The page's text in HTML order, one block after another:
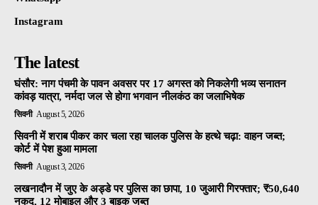
Instagram
The latest
घंसौर: नाग पंचमी के पावन अवसर पर 17 अगस्त को निकलेगी भव्य सनातन
कांवड़ यात्रा, नर्मदा जल से होगा भगवान नीलकंठ का जलाभिषेक
सिवनी August 5, 2026
सिवनी में शराब पीकर कार चला रहा चालक पुलिस के हत्थे चढ़ा: वाहन जब्त;
कोर्ट में पेश हुआ मामला
सिवनी August 3, 2026
लखनादौन में जुए के अड्डे पर पुलिस का छापा, 10 जुआरी गिरफ्तार; ₹50,640
नकद, 12 मोबाइल और 3 बाइक जब्त